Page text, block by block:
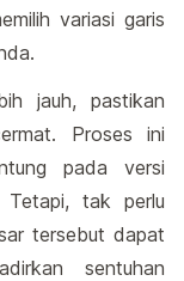
variasi garis
jauh, pastikan
Proses ini
pada versi
Tetapi, tak perlu
tersebut dapat
sentuhan